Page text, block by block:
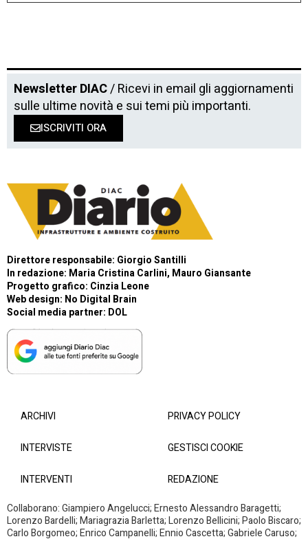
Newsletter DIAC/ Ricevi in email gli aggiornamenti
sulle ultime novità e sui temi più importanti.
ISCRIVITI ORA
Direttore responsabile: Giorgio Santilli
In redazione: Maria Cristina Carlini, Mauro Giansante
Progetto grafico: Cinzia Leone
Web design: No Digital Brain
Social media partner: DOL
ARCHIVI
INTERVISTE
INTERVENTI
PRIVACY POLICY
GESTISCI COOKIE
REDAZIONE
Collaborano: Giampiero Angelucci; Ernesto Alessandro Baragetti;
Lorenzo Bardelli; Mariagrazia Barletta; Lorenzo Bellicini; Paolo Biscaro;
Carlo Borgomeo; Enrico Campanelli; Ennio Cascetta; Gabriele Caruso;